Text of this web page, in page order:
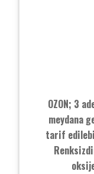
OZON; 3
meydana
tarif